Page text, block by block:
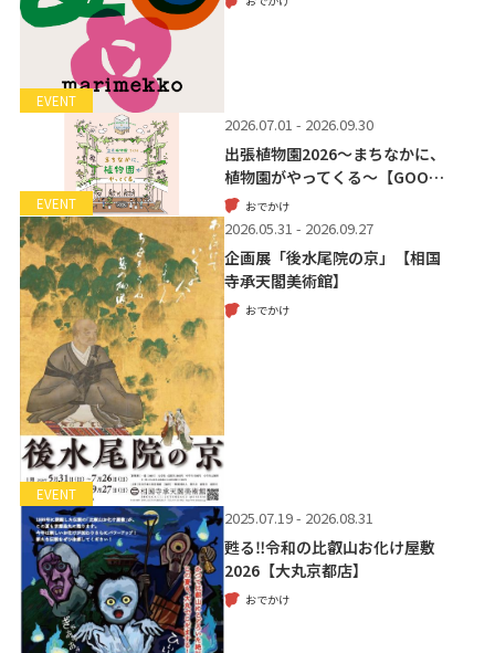
EVENT
EVENT
2026.07.01 - 2026.09.30
出張植物園2026～まちなかに、
植物園がやってくる～【GOO…
おでかけ
EVENT
2026.05.31 - 2026.09.27
企画展「後水尾院の京」【相国
寺承天閣美術館】
おでかけ
2025.07.19 - 2026.08.31
甦る‼令和の比叡山お化け屋敷
2026【大丸京都店】
おでかけ